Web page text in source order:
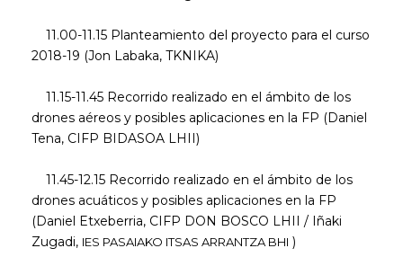
11.00-11.15 Planteamiento del proyecto para el curso
2018-19 (Jon Labaka, TKNIKA)
11.15-11.45 Recorrido realizado en el ámbito de los
drones aéreos y posibles aplicaciones en la FP (Daniel
Tena, CIFP BIDASOA LHII)
11.45-12.15 Recorrido realizado en el ámbito de los
drones acuáticos y posibles aplicaciones en la FP
(Daniel Etxeberria, CIFP DON BOSCO LHII / Iñaki
Zugadi, IES PASAIAKO ITSAS ARRANTZA BHI )